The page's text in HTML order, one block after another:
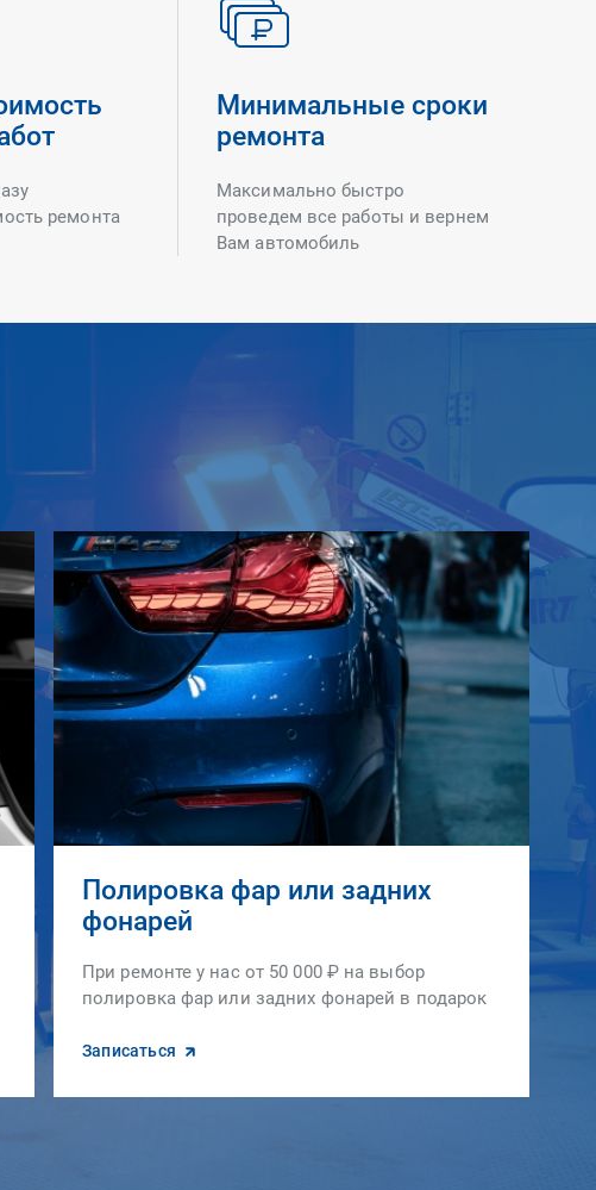
ремонта
Минимальные сроки
ремонта
Максимально быстро
проведем все работы и вернем
Вам автомобиль
Полировка фар или задних
фонарей
При ремонте у нас от 50 000 ₽ на выбор
полировка фар или задних фонарей в подарок
Записаться